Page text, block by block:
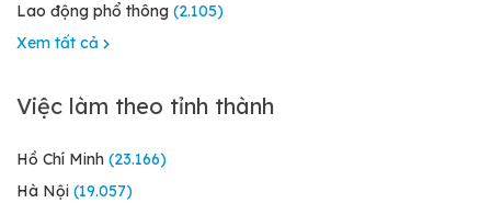
Lao động phổ thông (2.105)
Xem tất cả
Việc làm theo tỉnh thành
Hồ Chí Minh (23.166)
Hà Nội (19.057)